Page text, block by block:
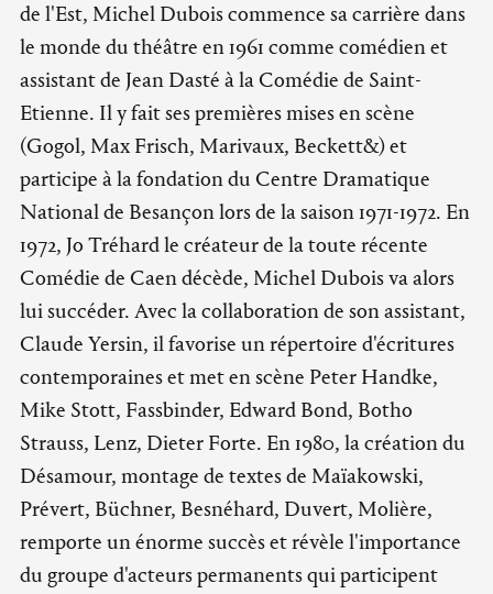
de l'Est, Michel Dubois commence sa carrière dans
le monde du théâtre en 1961 comme comédien et
assistant de Jean Dasté à la Comédie de Saint-
Etienne. Il y fait ses premières mises en scène
(Gogol, Max Frisch, Marivaux, Beckett&) et
participe à la fondation du Centre Dramatique
National de Besançon lors de la saison 1971-1972. En
1972, Jo Tréhard le créateur de la toute récente
Comédie de Caen décède, Michel Dubois va alors
lui succéder. Avec la collaboration de son assistant,
Claude Yersin, il favorise un répertoire d'écritures
contemporaines et met en scène Peter Handke,
Mike Stott, Fassbinder, Edward Bond, Botho
Strauss, Lenz, Dieter Forte. En 1980, la création du
Désamour, montage de textes de Maïakowski,
Prévert, Büchner, Besnéhard, Duvert, Molière,
remporte un énorme succès et révèle l'importance
du groupe d'acteurs permanents qui participent